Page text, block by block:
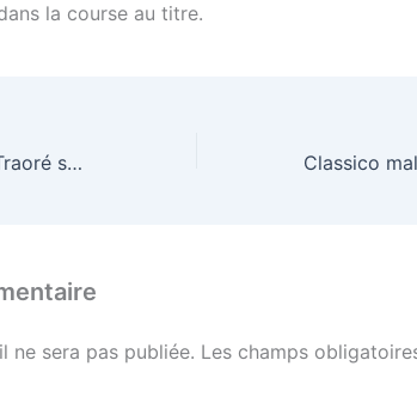
la course au titre.
Nid des Aigles : Hamari Traoré sort sur blessure
ne sera pas publiée. Les champs